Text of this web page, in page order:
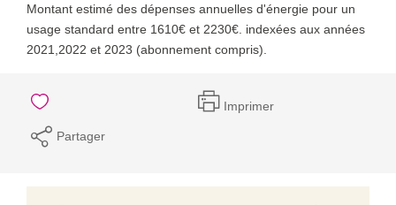
Montant estimé des dépenses annuelles d'énergie pour un
usage standard entre 1610€ et 2230€. indexées aux années
2021,2022 et 2023 (abonnement compris).
Imprimer
Partager